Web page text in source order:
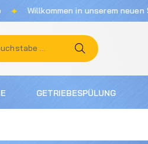
Willkommen in unserem neuen Shop
GETRIEBESPÜLUNG